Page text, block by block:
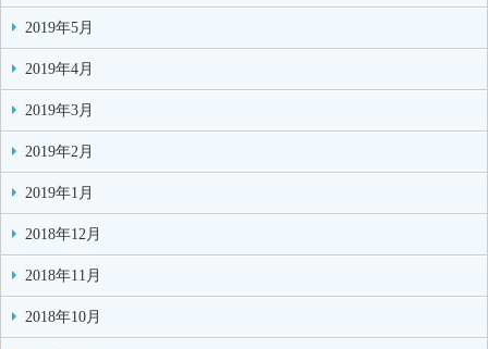
2019年5月
2019年4月
2019年3月
2019年2月
2019年1月
2018年12月
2018年11月
2018年10月